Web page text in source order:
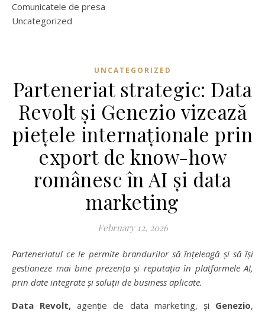
Comunicatele de presa
Uncategorized
UNCATEGORIZED
Parteneriat strategic: Data
Revolt și Genezio vizează
piețele internaționale prin
export de know-how
românesc în AI și data
marketing
February 12, 2026
Parteneriatul ce le permite brandurilor să înțeleagă și să își
gestioneze mai bine prezența și reputația în platformele AI,
prin date integrate și soluții de business aplicate.
Data Revolt, agenție de data marketing, și Genezio,